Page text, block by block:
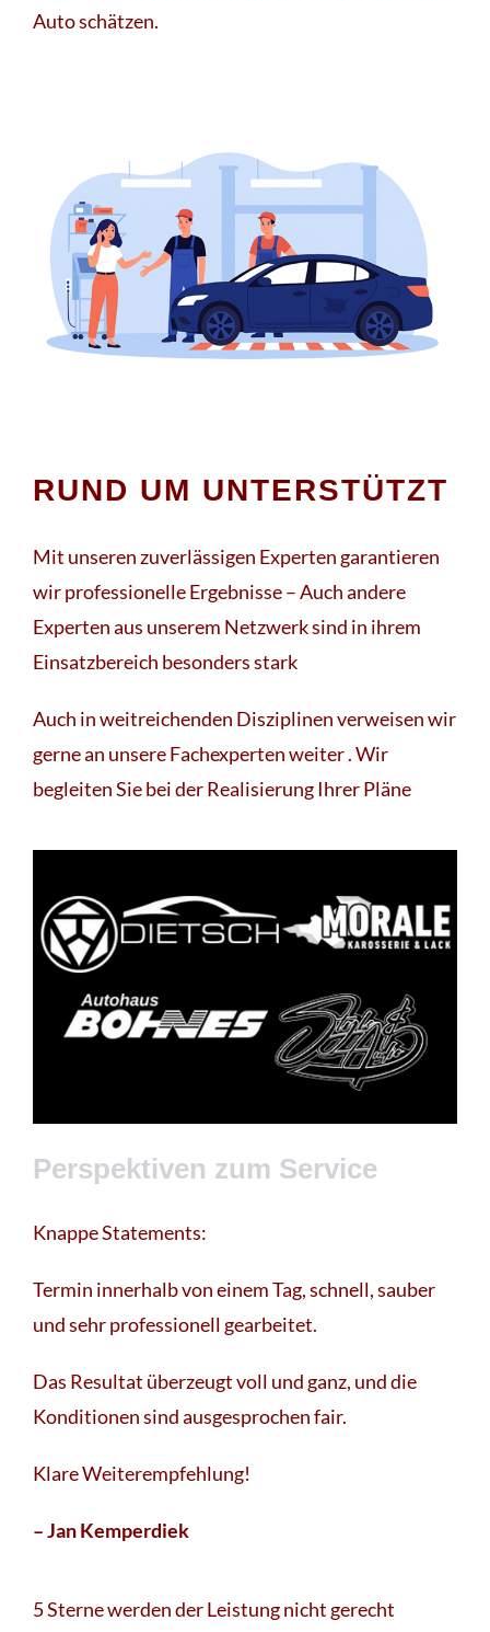
Auto schätzen.
RUND UM UNTERSTÜTZT
Mit unseren zuverlässigen Experten garantieren
wir professionelle Ergebnisse – Auch andere
Experten aus unserem Netzwerk sind in ihrem
Einsatzbereich besonders stark
Auch in weitreichenden Disziplinen verweisen wir
gerne an unsere Fachexperten weiter . Wir
begleiten Sie bei der Realisierung Ihrer Pläne
Perspektiven zum Service
Knappe Statements:
Termin innerhalb von einem Tag, schnell, sauber
und sehr professionell gearbeitet.
Das Resultat überzeugt voll und ganz, und die
Konditionen sind ausgesprochen fair.
Klare Weiterempfehlung!
– Jan Kemperdiek
5 Sterne werden der Leistung nicht gerecht